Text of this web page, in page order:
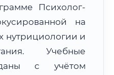
Дистанционно
Психолог-
на
нутрициологии и
Учебные
с учётом